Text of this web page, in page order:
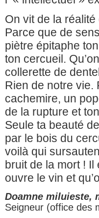
On vit de la
Parce que de
piètre épitaphe
ton cercueil.
collerette de
Rien de notre
cachemire, un
de la rupture et
Seule ta beauté
par le bois du
voilà qui
bruit de la mort ! Il
ouvre le vin et
Doamne miluieste,
Seigneur (office des